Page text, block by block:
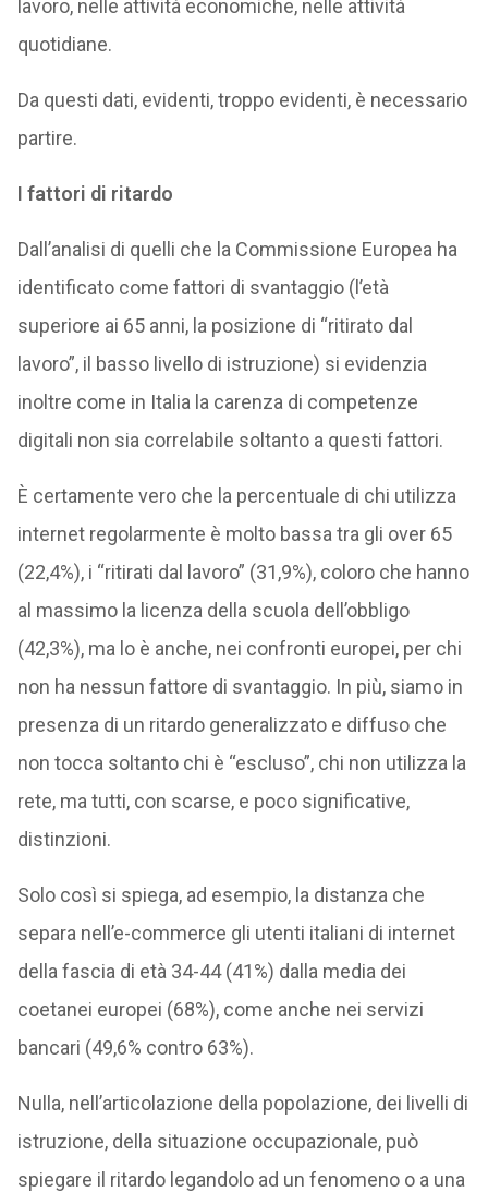
lavoro, nelle attività economiche, nelle attività
quotidiane.
Da questi dati, evidenti, troppo evidenti, è necessario
partire.
I fattori di ritardo
Dall’analisi di quelli che la Commissione Europea ha
identificato come fattori di svantaggio (l’età
superiore ai 65 anni, la posizione di “ritirato dal
lavoro”, il basso livello di istruzione) si evidenzia
inoltre come in Italia la carenza di competenze
digitali non sia correlabile soltanto a questi fattori.
È certamente vero che la percentuale di chi utilizza
internet regolarmente è molto bassa tra gli over 65
(22,4%), i “ritirati dal lavoro” (31,9%), coloro che hanno
al massimo la licenza della scuola dell’obbligo
(42,3%), ma lo è anche, nei confronti europei, per chi
non ha nessun fattore di svantaggio. In più, siamo in
presenza di un ritardo generalizzato e diffuso che
non tocca soltanto chi è “escluso”, chi non utilizza la
rete, ma tutti, con scarse, e poco significative,
distinzioni.
Solo così si spiega, ad esempio, la distanza che
separa nell’e-commerce gli utenti italiani di internet
della fascia di età 34-44 (41%) dalla media dei
coetanei europei (68%), come anche nei servizi
bancari (49,6% contro 63%).
Nulla, nell’articolazione della popolazione, dei livelli di
istruzione, della situazione occupazionale, può
spiegare il ritardo legandolo ad un fenomeno o a una